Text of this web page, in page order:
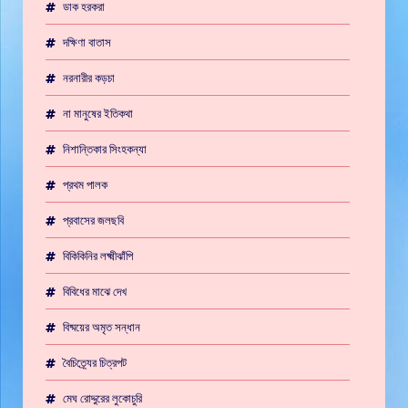
ডাক হরকরা
দক্ষিণা বাতাস
নরনারীর কড়চা
না মানুষের ইতিকথা
নিশান্তিকার সিংহকন্যা
প্রথম পালক
প্রবাসের জলছবি
বিকিকিনির লক্ষ্মীঝাঁপি
বিবিধের মাঝে দেখ
বিষ্ময়ের অমৃত সন্ধান
বৈচিত্র্যের চিত্রপট
মেঘ রোদ্দুরের লুকোচুরি